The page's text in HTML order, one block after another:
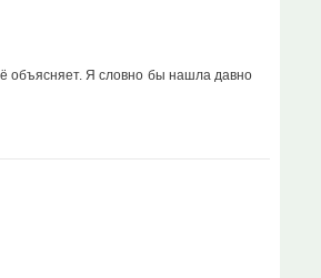
объясняет. Я словно бы нашла давно